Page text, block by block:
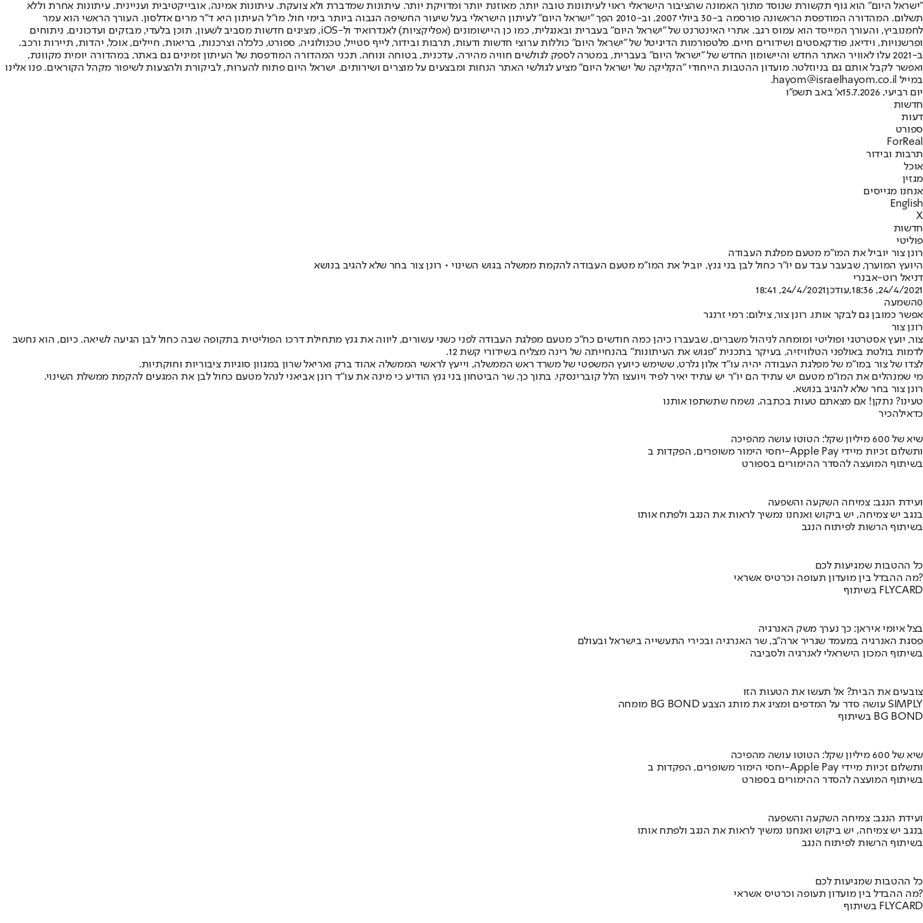
"ישראל היום" הוא גוף תקשורת שנוסד מתוך האמונה שהציבור הישראלי ראוי לעיתונות טובה יותר, מאוזנת יותר ומדויקת יותר. עיתונות שמדברת ולא צועקת. עיתונות אמינה, אובייקטיבית ועניינית. עיתונות אחרת וללא
תשלום. המהדורה המודפסת הראשונה פורסמה ב-30 ביולי 2007, וב-2010 הפך "ישראל היום" לעיתון הישראלי בעל שיעור החשיפה הגבוה ביותר בימי חול. מו"ל העיתון היא ד"ר מרים אדלסון. העורך הראשי הוא עמר
לחמנוביץ, והעורך המייסד הוא עמוס רגב. אתרי האינטרנט של "ישראל היום" בעברית ובאנגלית, כמו כן היישומונים (אפליקציות) לאנדרואיד ול-iOS, מציגים חדשות מסביב לשעון, תוכן בלעדי, מבזקים ועדכונים, ניתוחים
ופרשנויות, וידיאו, פודקאסטים ושידורים חיים. פלטפורמות הדיגיטל של "ישראל היום" כוללות ערוצי חדשות ודעות, תרבות ובידור, לייף סטייל, טכנולוגיה, ספורט, כלכלה וצרכנות, בריאות, חיילים, אוכל, יהדות, תיירות ורכב.
ב-2021 עלו לאוויר האתר החדש והיישומון החדש של "ישראל היום" בעברית, במטרה לספק לגולשים חוויה מהירה, עדכנית, בטוחה ונוחה. תכני המהדורה המודפסת של העיתון זמינים גם באתר, במהדורה יומית מקוונת,
ואפשר לקבל אותם גם בניוזלטר. מועדון ההטבות הייחודי "הקליקה של ישראל היום" מציע לגולשי האתר הנחות ומבצעים על מוצרים ושירותים. ישראל היום פתוח להערות, לביקורת ולהצעות לשיפור מקהל הקוראים. פנו אלינו
במייל hayom@israelhayom.co.il.
יום רביעי, 15.7.2026
א' באב תשפ"ו
חדשות
דעות
ספורט
ForReal
תרבות ובידור
אוכל
מגזין
אנחנו מגייסים
English
X
חדשות
פוליטי
רונן צור יוביל את המו"מ מטעם מפלגת העבודה
היועץ המוערך, שבעבר עבד עם יו"ר כחול לבן בני גנץ, יוביל את המו"מ מטעם העבודה להקמת ממשלה בגוש השינוי • רונן צור בחר שלא להגיב בנושא
דניאל רוט-אבנרי
24/4/2021, 18:36
,עודכן24/4/2021, 18:41
0השמעה
אפשר כמובן גם לבקר אותו. רונן צור, צילום: רמי זרנגר
רונן צור
צור, יועץ אסטרטגי ופוליטי ומומחה לניהול משברים, שבעברו כיהן כמה חודשים כח"כ מטעם מפלגת העבודה לפני כשני עשורים, ליווה את גנץ מתחילת דרכו הפוליטית בתקופה שבה כחול לבן הגיעה לשיאה. כיום, הוא נחשב
לדמות בולטת באולפני הטלוויזיה, בעיקר בתכנית "פגוש את העיתונות" בהנחייתה של רינה מצליח בשידורי קשת 12.
לצדו של צור במו"מ של מפלגת העבודה יהיה עו"ד אלון גלרט, ששימש כיועץ המשפטי של משרד ראש הממשלה, וייעץ לראשי הממשלה אהוד ברק ואריאל שרון במגוון סוגיות ציבוריות וחוקתיות.
מי שמנהלים את המו"מ מטעם יש עתיד הם יו"ר יש עתיד יאיר לפיד ויועצו הלל קוברינסקי. בתוך כך, שר הביטחון בני גנץ הודיע כי מינה את עו"ד רונן אביאני לנהל מטעם כחול לבן את המגעים להקמת ממשלת השינוי.
רונן צור בחר שלא להגיב בנושא.
טעינו? נתקן! אם מצאתם טעות בכתבה, נשמח שתשתפו אותנו
כדאילהכיר
שיא של 600 מיליון שקל: הטוטו עושה מהפיכה
יחסי הימור משופרים, הפקדות ב-Apple Pay ותשלום זכיות מיידי
בשיתוף המועצה להסדר ההימורים בספורט
ועידת הנגב: צמיחה השקעה והשפעה
בנגב יש צמיחה, יש ביקוש ואנחנו נמשיך לראות את הנגב ולפתח אותו
בשיתוף הרשות לפיתוח הנגב
כל ההטבות שמגיעות לכם
מה ההבדל בין מועדון תעופה וכרטיס אשראי?
בשיתוף FLYCARD
בצל איומי איראן: כך נערך משק האנרגיה
פסגת האנרגיה במעמד שגריר ארה"ב, שר האנרגיה ובכירי התעשייה בישראל ובעולם
בשיתוף המכון הישראלי לאנרגיה ולסביבה
צובעים את הבית? אל תעשו את הטעות הזו
מומחה BG BOND עושה סדר על המדפים ומציג את מותג הצבע SIMPLY
בשיתוף BG BOND
שיא של 600 מיליון שקל: הטוטו עושה מהפיכה
יחסי הימור משופרים, הפקדות ב-Apple Pay ותשלום זכיות מיידי
בשיתוף המועצה להסדר ההימורים בספורט
ועידת הנגב: צמיחה השקעה והשפעה
בנגב יש צמיחה, יש ביקוש ואנחנו נמשיך לראות את הנגב ולפתח אותו
בשיתוף הרשות לפיתוח הנגב
כל ההטבות שמגיעות לכם
מה ההבדל בין מועדון תעופה וכרטיס אשראי?
בשיתוף FLYCARD